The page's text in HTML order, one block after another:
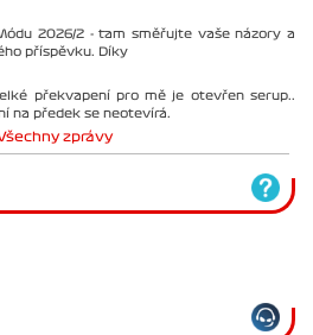
2026/2 - tam směřujte vaše názory a
příspěvku. Díky
překvapení pro mě je otevřen serup..
na předek se neotevírá.
zprávy